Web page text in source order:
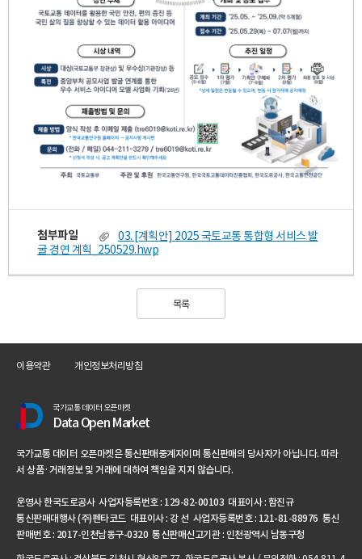
첨부파일
03. [계획안] 2025 국토교통 통합형 서비스 발
굴 경연 계획_250529.hwp
목록
이용약관 개인정보처리방침
국가교통 데이터 오픈마켓
Data Open Market
국가교통 데이터 오픈마켓은 통신판매중계자이며 통신판매의 당사자가 아닙니다. 따라
서 상품·거래정보 및 거래에 대하여 책임을 지지 않습니다.
운영사 한국도로공사 사업자등록번호 : 129-82-00103 대표이사 : 함진규
통신판매대행사 (주)펜타코드 대표이사 : 강 선 사업자등록번호 : 121-81-88976 통신
판매번호 : 2017-인천남동구-0320 통신판매신고기관 : 인천광역시 남동구청